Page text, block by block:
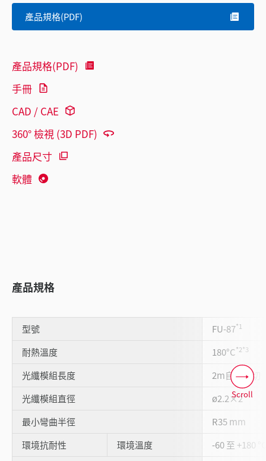
產品規格(PDF)
產品規格(PDF)
手冊
CAD / CAE
360° 檢視 (3D PDF)
產品尺寸
軟體
產品規格
型號 FU-87*1
耐熱溫度 180°C*2*3
光纖模組長度
2m自由裁切
光纖模組直徑
ø2.2×2
最小彎曲半徑
R35 mm
環境抗耐性
環境溫度
-60 至 +180
Scroll